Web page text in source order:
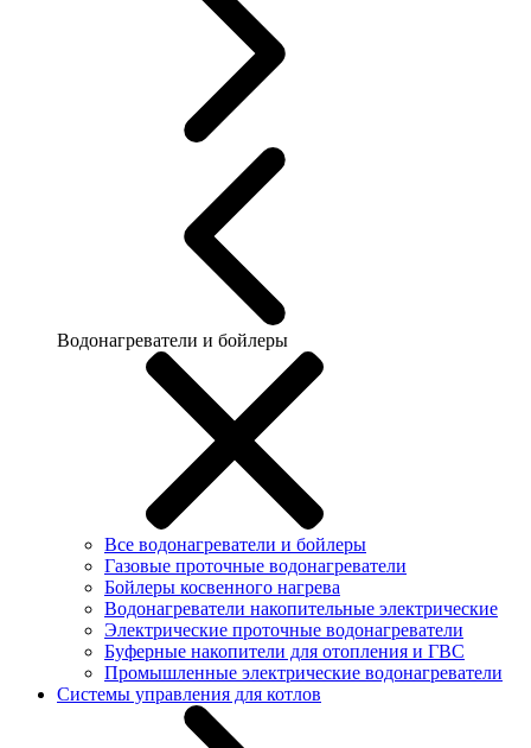
Водонагреватели и бойлеры
Все водонагреватели и бойлеры
Газовые проточные водонагреватели
Бойлеры косвенного нагрева
Водонагреватели накопительные электрические
Электрические проточные водонагреватели
Буферные накопители для отопления и ГВС
Промышленные электрические водонагреватели
Системы управления для котлов